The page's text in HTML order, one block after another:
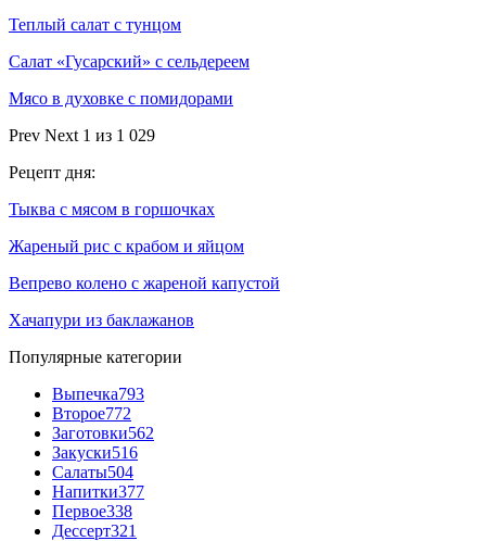
Теплый салат с тунцом
Салат «Гусарский» с сельдереем
Мясо в духовке с помидорами
Prev Next 1 из 1 029
Рецепт дня:
Тыква с мясом в горшочках
Жареный рис с крабом и яйцом
Вепрево колено с жареной капустой
Хачапури из баклажанов
Популярные категории
Выпечка793
Второе772
Заготовки562
Закуски516
Салаты504
Напитки377
Первое338
Дессерт321